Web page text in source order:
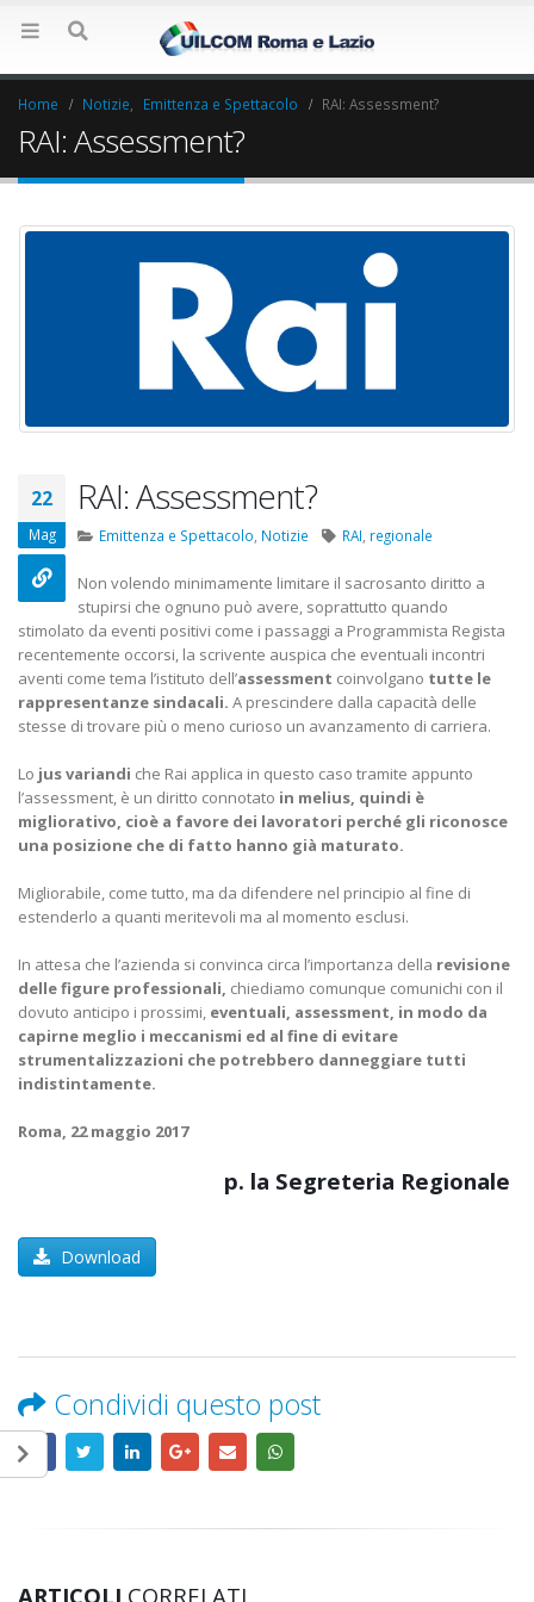
Home Notizie, Emittenza e Spettacolo RAI: Assessment?
RAI: Assessment?
22
Mag
RAI: Assessment?
Emittenza e Spettacolo Notizie RAI regionale
Non volendo minimamente limitare il sacrosanto diritto a
stupirsi che ognuno può avere, soprattutto quando
stimolato da eventi positivi come i passaggi a Programmista Regista
recentemente occorsi, la scrivente auspica che eventuali incontri
aventi come tema l’istituto dell’assessment coinvolgano tutte le
rappresentanze sindacali. A prescindere dalla capacità delle
stesse di trovare più o meno curioso un avanzamento di carriera.
Lo jus variandi che Rai applica in questo caso tramite appunto
l’assessment, è un diritto connotato in melius, quindi è
migliorativo, cioè a favore dei lavoratori perché gli riconosce
una posizione che di fatto hanno già maturato.
Migliorabile, come tutto, ma da difendere nel principio al fine di
estenderlo a quanti meritevoli ma al momento esclusi.
In attesa che l’azienda si convinca circa l’importanza della revisione
delle figure professionali, chiediamo comunque comunichi con il
dovuto anticipo i prossimi, eventuali, assessment, in modo da
capirne meglio i meccanismi ed al fine di evitare
strumentalizzazioni che potrebbero danneggiare tutti
indistintamente.
Roma, 22 maggio 2017
p. la Segreteria Regionale
Download
Condividi questo post
ARTICOLI CORRELATI
Elezioni RSU Industria
22 Ottobre 2022
Elezioni RSU TIM Servizi
Digitali
13 Ottobre 2022
Telecom: sciopero contro
lo scorporo della rete
Elezioni RSU
R.T.I.
16 Giugno 2022
Convenzione
Centro Estetico